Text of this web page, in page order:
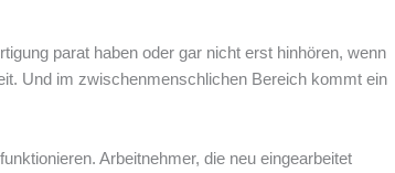
parat haben oder gar nicht erst hinhören, wenn
Und im zwischenmenschlichen Bereich kommt ein
Arbeitnehmer, die neu eingearbeitet